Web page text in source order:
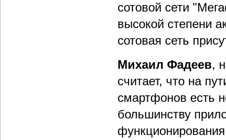
сотовой сети
высокой степени
сотовая сеть
Михаил Фадеев,
считает, что на
смартфонов есть
большинству